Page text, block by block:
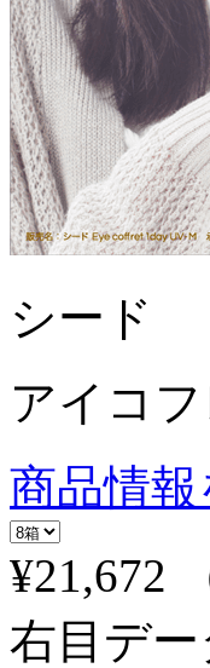
シード
アイコ
商品情報
¥21,672
右目デー